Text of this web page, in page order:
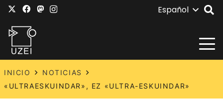
Español
INICIO
NOTICIAS
«ULTRAESKUINDAR», EZ «ULTRA-ESKUINDAR»